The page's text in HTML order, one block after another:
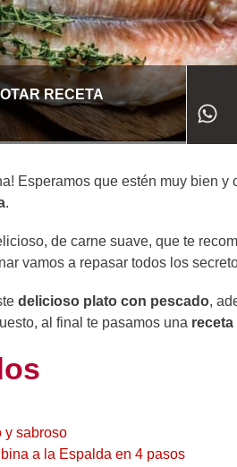
RECETA
Esperamos que estén muy bien
.
de carne suave, que te
vamos a repasar todos los
delicioso plato con pescado,
al final te pasamos una receta
y sabroso
a la Espalda en 4 pasos